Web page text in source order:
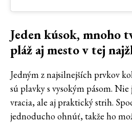
Jeden kúsok, mnoho
pláž aj mesto v tej
Jedným z najsilnejších prvkov
sú plavky s vysokým pásom.
vracia, ale aj praktický strih.
jednoducho ohnúť, takže ho